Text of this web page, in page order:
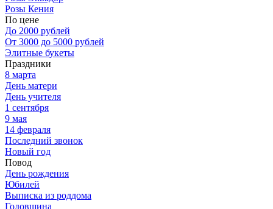
Розы Кения
По цене
До 2000 рублей
От 3000 до 5000 рублей
Элитные букеты
Праздники
8 марта
День матери
День учителя
1 сентября
9 мая
14 февраля
Последний звонок
Новый год
Повод
День рождения
Юбилей
Выписка из роддома
Годовщина